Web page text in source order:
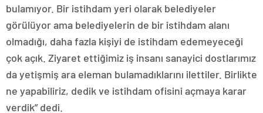
bulamıyor. Bir istihdam yeri olarak belediyeler
görülüyor ama belediyelerin de bir istihdam alanı
olmadığı, daha fazla kişiyi de istihdam edemeyeceği
çok açık. Ziyaret ettiğimiz iş insanı sanayici dostlarımız
da yetişmiş ara eleman bulamadıklarını ilettiler. Birlikte
ne yapabiliriz, dedik ve istihdam ofisini açmaya karar
verdik” dedi.